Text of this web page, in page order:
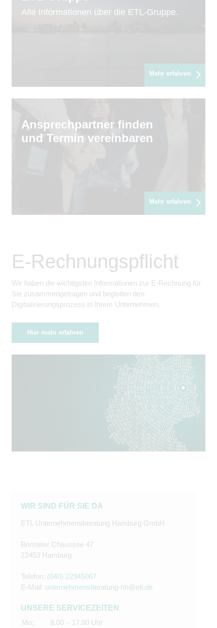
Alle Informationen über die ETL-Gruppe.
Mehr erfahren
Ansprechpartner finden
und Termin vereinbaren
Mehr erfahren
E-Rechnungspflicht
Wir haben die wichtigsten Informationen zur E-Rechnung für
Sie zusammengetragen und begleiten den
Digitalisierungsprozess in Ihrem Unternehmen.
Hier mehr erfahren
WIR SIND FÜR SIE DA
ETL Unternehmensberatung Hamburg GmbH
Borsteler Chaussee 47
22453 Hamburg
Telefon: (040) 22945067
E-Mail: unternehmensberatung-hh@etl.de
UNSERE SERVICEZEITEN
Mo:
8.00 – 17.00 Uhr